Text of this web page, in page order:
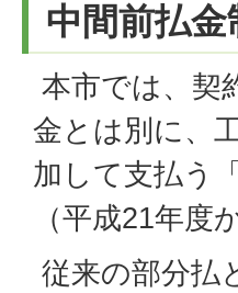
中間前払
本市では、契
金とは別に、
加して支払う
（平成21年度
従来の部分払